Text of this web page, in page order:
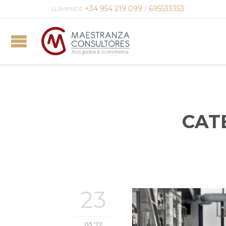
LLÁMENOS: +34 954 219 099 / 695533353
23
03 '22